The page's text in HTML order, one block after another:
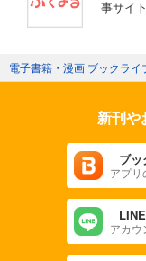
事サイ
電子書籍・漫画 ブックライ
新刊や
ブッ
アプリ
アカウ